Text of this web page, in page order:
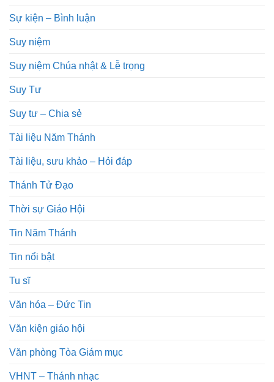
Sự kiện – Bình luận
Suy niệm
Suy niệm Chúa nhật & Lễ trọng
Suy Tư
Suy tư – Chia sẻ
Tài liệu Năm Thánh
Tài liệu, sưu khảo – Hỏi đáp
Thánh Tử Đạo
Thời sự Giáo Hội
Tin Năm Thánh
Tin nổi bật
Tu sĩ
Văn hóa – Đức Tin
Văn kiện giáo hội
Văn phòng Tòa Giám mục
VHNT – Thánh nhạc